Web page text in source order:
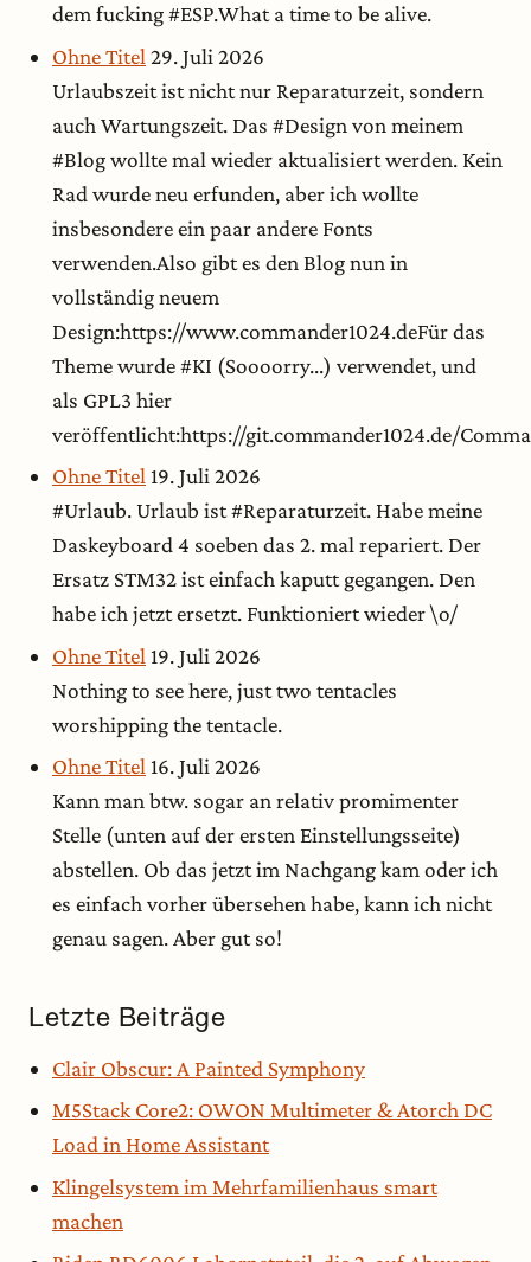
dem fucking #ESP.What a time to be alive.
Ohne Titel 29. Juli 2026
Urlaubszeit ist nicht nur Reparaturzeit, sondern
auch Wartungszeit. Das #Design von meinem
#Blog wollte mal wieder aktualisiert werden. Kein
Rad wurde neu erfunden, aber ich wollte
insbesondere ein paar andere Fonts
verwenden.Also gibt es den Blog nun in
vollständig neuem
Design:https://www.commander1024.deFür das
Theme wurde #KI (Soooorry...) verwendet, und
als GPL3 hier
veröffentlicht:https://git.commander1024.de/
Ohne Titel 19. Juli 2026
#Urlaub. Urlaub ist #Reparaturzeit. Habe meine
Daskeyboard 4 soeben das 2. mal repariert. Der
Ersatz STM32 ist einfach kaputt gegangen. Den
habe ich jetzt ersetzt. Funktioniert wieder \o/
Ohne Titel 19. Juli 2026
Nothing to see here, just two tentacles
worshipping the tentacle.
Ohne Titel 16. Juli 2026
Kann man btw. sogar an relativ promimenter
Stelle (unten auf der ersten Einstellungsseite)
abstellen. Ob das jetzt im Nachgang kam oder ich
es einfach vorher übersehen habe, kann ich nicht
genau sagen. Aber gut so!
Letzte Beiträge
Clair Obscur: A Painted Symphony
M5Stack Core2: OWON Multimeter & Atorch DC
Load in Home Assistant
Klingelsystem im Mehrfamilienhaus smart
machen